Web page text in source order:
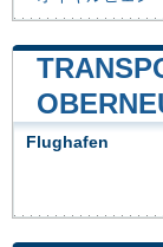
Flughafen